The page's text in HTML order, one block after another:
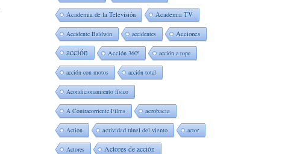
Academia de la Televisión Academia TV
Accidente Baldwin accidentes Acciones
acción Acción 360º acción a tope
acción con motos acción total
Acondicionamiento físico
A Contracorriente Films acrobacia
Action actividad túnel del viento actor
Actores Actores de acción